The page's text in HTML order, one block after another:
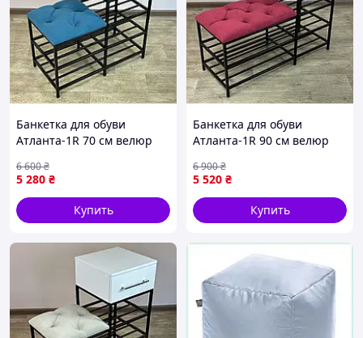
Банкетка для обуви
Атланта-1R 70 см велюр
9005 :BRASIL:
5 280 ₴
6 600₴
Купить
Банкетка для обуви
Атланта-1R 90 см велюр
9005 AllInOne -market-
without-queues-
5 520 ₴
6 900₴
Купить